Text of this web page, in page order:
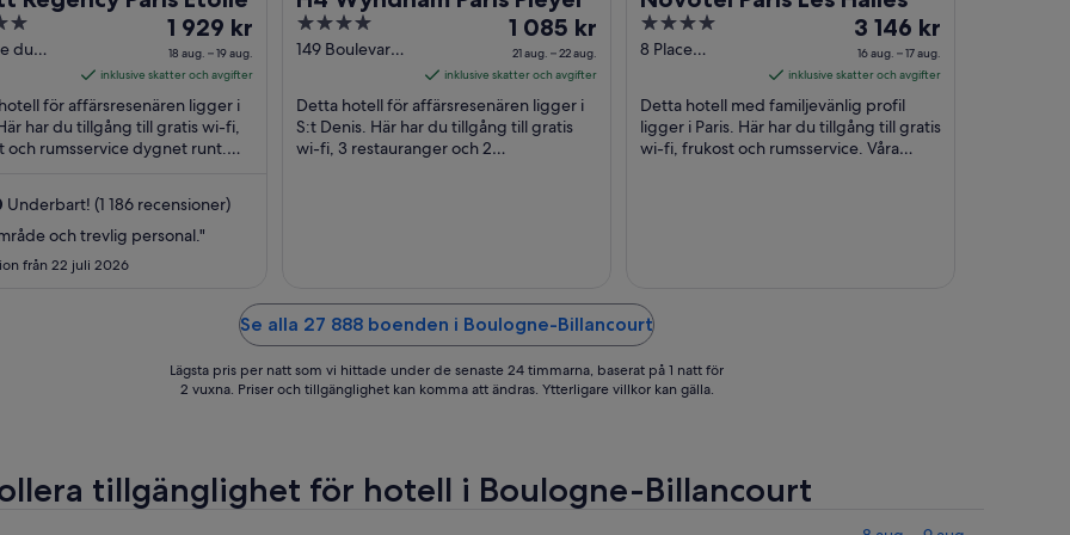
du
Priset
är
1 929 kr
per
natt
mellan
aug.
och
1 929 kr
18 aug. – 19 aug.
inklusive skatter och avgifter
för affärsresenären ligger i
har du tillgång till gratis wi-fi,
och rumsservice dygnet runt.
Underbart! (1 186 recensioner)
och trevlig personal."
från 22 juli 2026
4
out
5
149 Boulevard
Priset
är
1 085 kr
per
natt
1 085 kr
21 aug. – 22 aug.
inklusive skatter och avgifter
Detta hotell för affärsresenären ligger i
S:t Denis. Här har du tillgång till gratis
wi-fi, 3 restauranger och 2
4
out
5
8 Place
Paris
Priset
är
3 146 kr
per
natt
mellan
3 146 kr
16 aug. – 17 aug.
inklusive skatter och avgifter
Detta hotell med familjevänlig profil
ligger i Paris. Här har du tillgång till gratis
wi-fi, frukost och rumsservice. Våra
Se alla 27 888 boenden i Boulogne-Billancourt
Lägsta pris per natt som vi hittade under de senaste 24 timmarna, baserat på 1 natt för
2 vuxna. Priser och tillgänglighet kan komma att ändras. Ytterligare villkor kan gälla.
tillgänglighet för hotell i Boulogne-Billancourt